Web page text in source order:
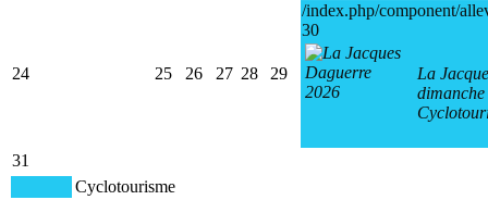
24 25 26 27 28 29
/index.php/component/
30
La
31
Cyclotourisme